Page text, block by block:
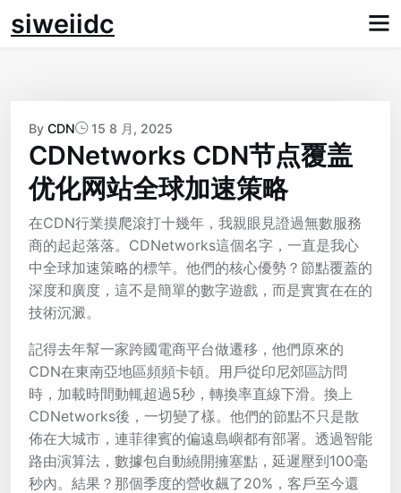
Skip
tosiweiidc
By CDN 15 8 月, 2025
CDNetworks CDN节点覆盖
优化网站全球加速策略
在CDN行業摸爬滾打十幾年，我親眼見證過無數服務
商的起起落落。CDNetworks這個名字，一直是我心
中全球加速策略的標竿。他們的核心優勢？節點覆蓋的
深度和廣度，這不是簡單的數字遊戲，而是實實在在的
技術沉澱。
記得去年幫一家跨國電商平台做遷移，他們原來的
CDN在東南亞地區頻頻卡頓。用戶從印尼郊區訪問
時，加載時間動輒超過5秒，轉換率直線下滑。換上
CDNetworks後，一切變了樣。他們的節點不只是散
佈在大城市，連菲律賓的偏遠島嶼都有部署。透過智能
路由演算法，數據包自動繞開擁塞點，延遲壓到100毫
秒內。結果？那個季度的營收飆了20%，客戶至今還